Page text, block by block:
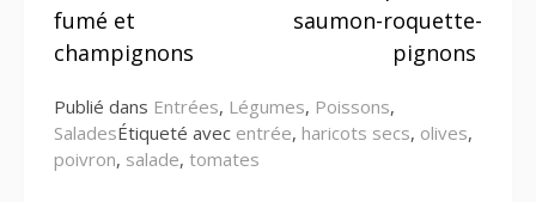
la
suite
fumé et
champignons
saumon-roquette-
pignons
Publié dans Entrées, Légumes, Poissons,
SaladesÉtiqueté avec entrée, haricots secs, olives,
poivron, salade, tomates